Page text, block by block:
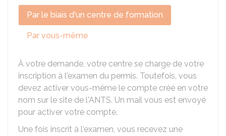
Par le biais d'un centre de formation
Par vous-même
À votre demande, votre centre se charge de votre
inscription à l'examen du permis. Toutefois, vous
devez activer vous-même le compte créé en votre
nom sur le site de l'ANTS. Un mail vous est envoyé
pour activer votre compte.
Une fois inscrit à l'examen, vous recevez une